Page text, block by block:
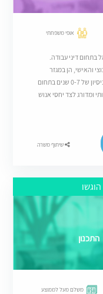
אופי משפחתי
בתחום דיני עבודה.
והאישי, הן במגזר
הפרטי והן במגזר הציבורי.מה מחפשים?עו"ד עם ניסיון של 0-7 שנים בתחום
ומדורג לצד יחסי אנוש
שיתוף משרה
משלם מעל לממוצע